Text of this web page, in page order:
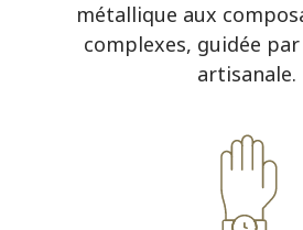
métallique aux
complexes, guidée par
artisanale.